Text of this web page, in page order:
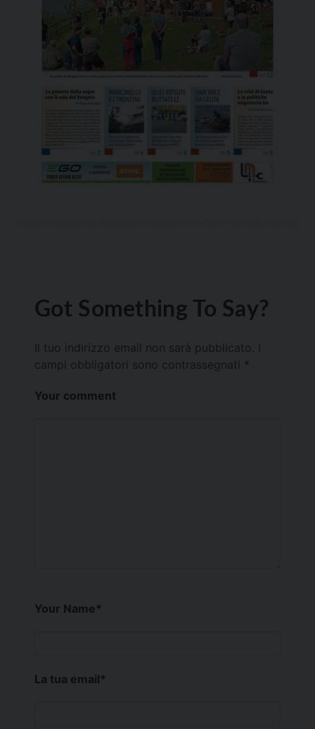
Got Something To Say?
Il tuo indirizzo email non sarà pubblicato.
campi obbligatori sono contrassegnati *
Your comment
Your Name*
La tua email*